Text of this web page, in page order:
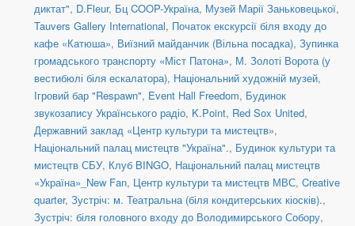
диктат", D.Fleur, Бц COOP-Україна, Музей Марії Заньковецької,
Tauvers Gallery International, Початок екскурсії біля входу до
кафе «Катюша», Виїзний майданчик (Вільна посадка), Зупинка
громадського транспорту «Міст Патона», М. Золоті Ворота (у
вестибюлі біля ескалатора), Національний художній музей,
Ігровий бар "Respawn", Event Hall Freedom, Будинок
звукозапису Українського радіо, K.Point, Red Sox United,
Державний заклад «Центр культури та мистецтв»,
Національний палац мистецтв "Україна"., Будинок культури та
мистецтв СБУ, Клуб BINGO, Національний палац мистецтв
«Україна»_New Fan, Центр культури та мистецтв МВС, Creative
quarter, Зустріч: м. Театральна (біля кондитерських кіосків).,
Зустріч: біля головного входу до Володимирського Собору,